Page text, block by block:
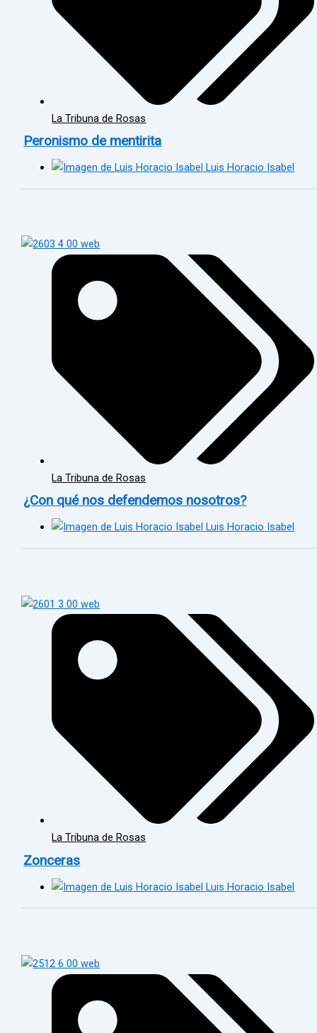
La Tribuna de Rosas
Peronismo de mentirita
Luis Horacio Isabel
La Tribuna de Rosas
¿Con qué nos defendemos nosotros?
Luis Horacio Isabel
La Tribuna de Rosas
Zonceras
Luis Horacio Isabel